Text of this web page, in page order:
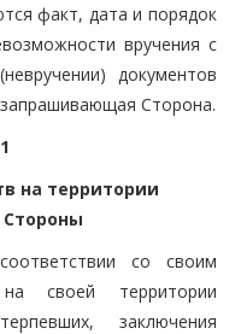
факт, дата и порядок
вручения с
документов
Сторона.
на территории
со своим
на своей территории
заключения